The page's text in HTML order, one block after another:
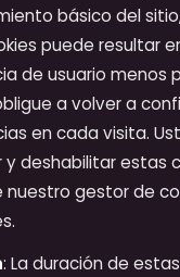
básico del
puede resultar
de usuario menos
a volver a
en cada visita.
deshabilitar estas
nuestro gestor de
: La duración de